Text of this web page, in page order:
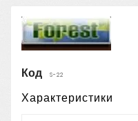
Код S-22
Характеристики